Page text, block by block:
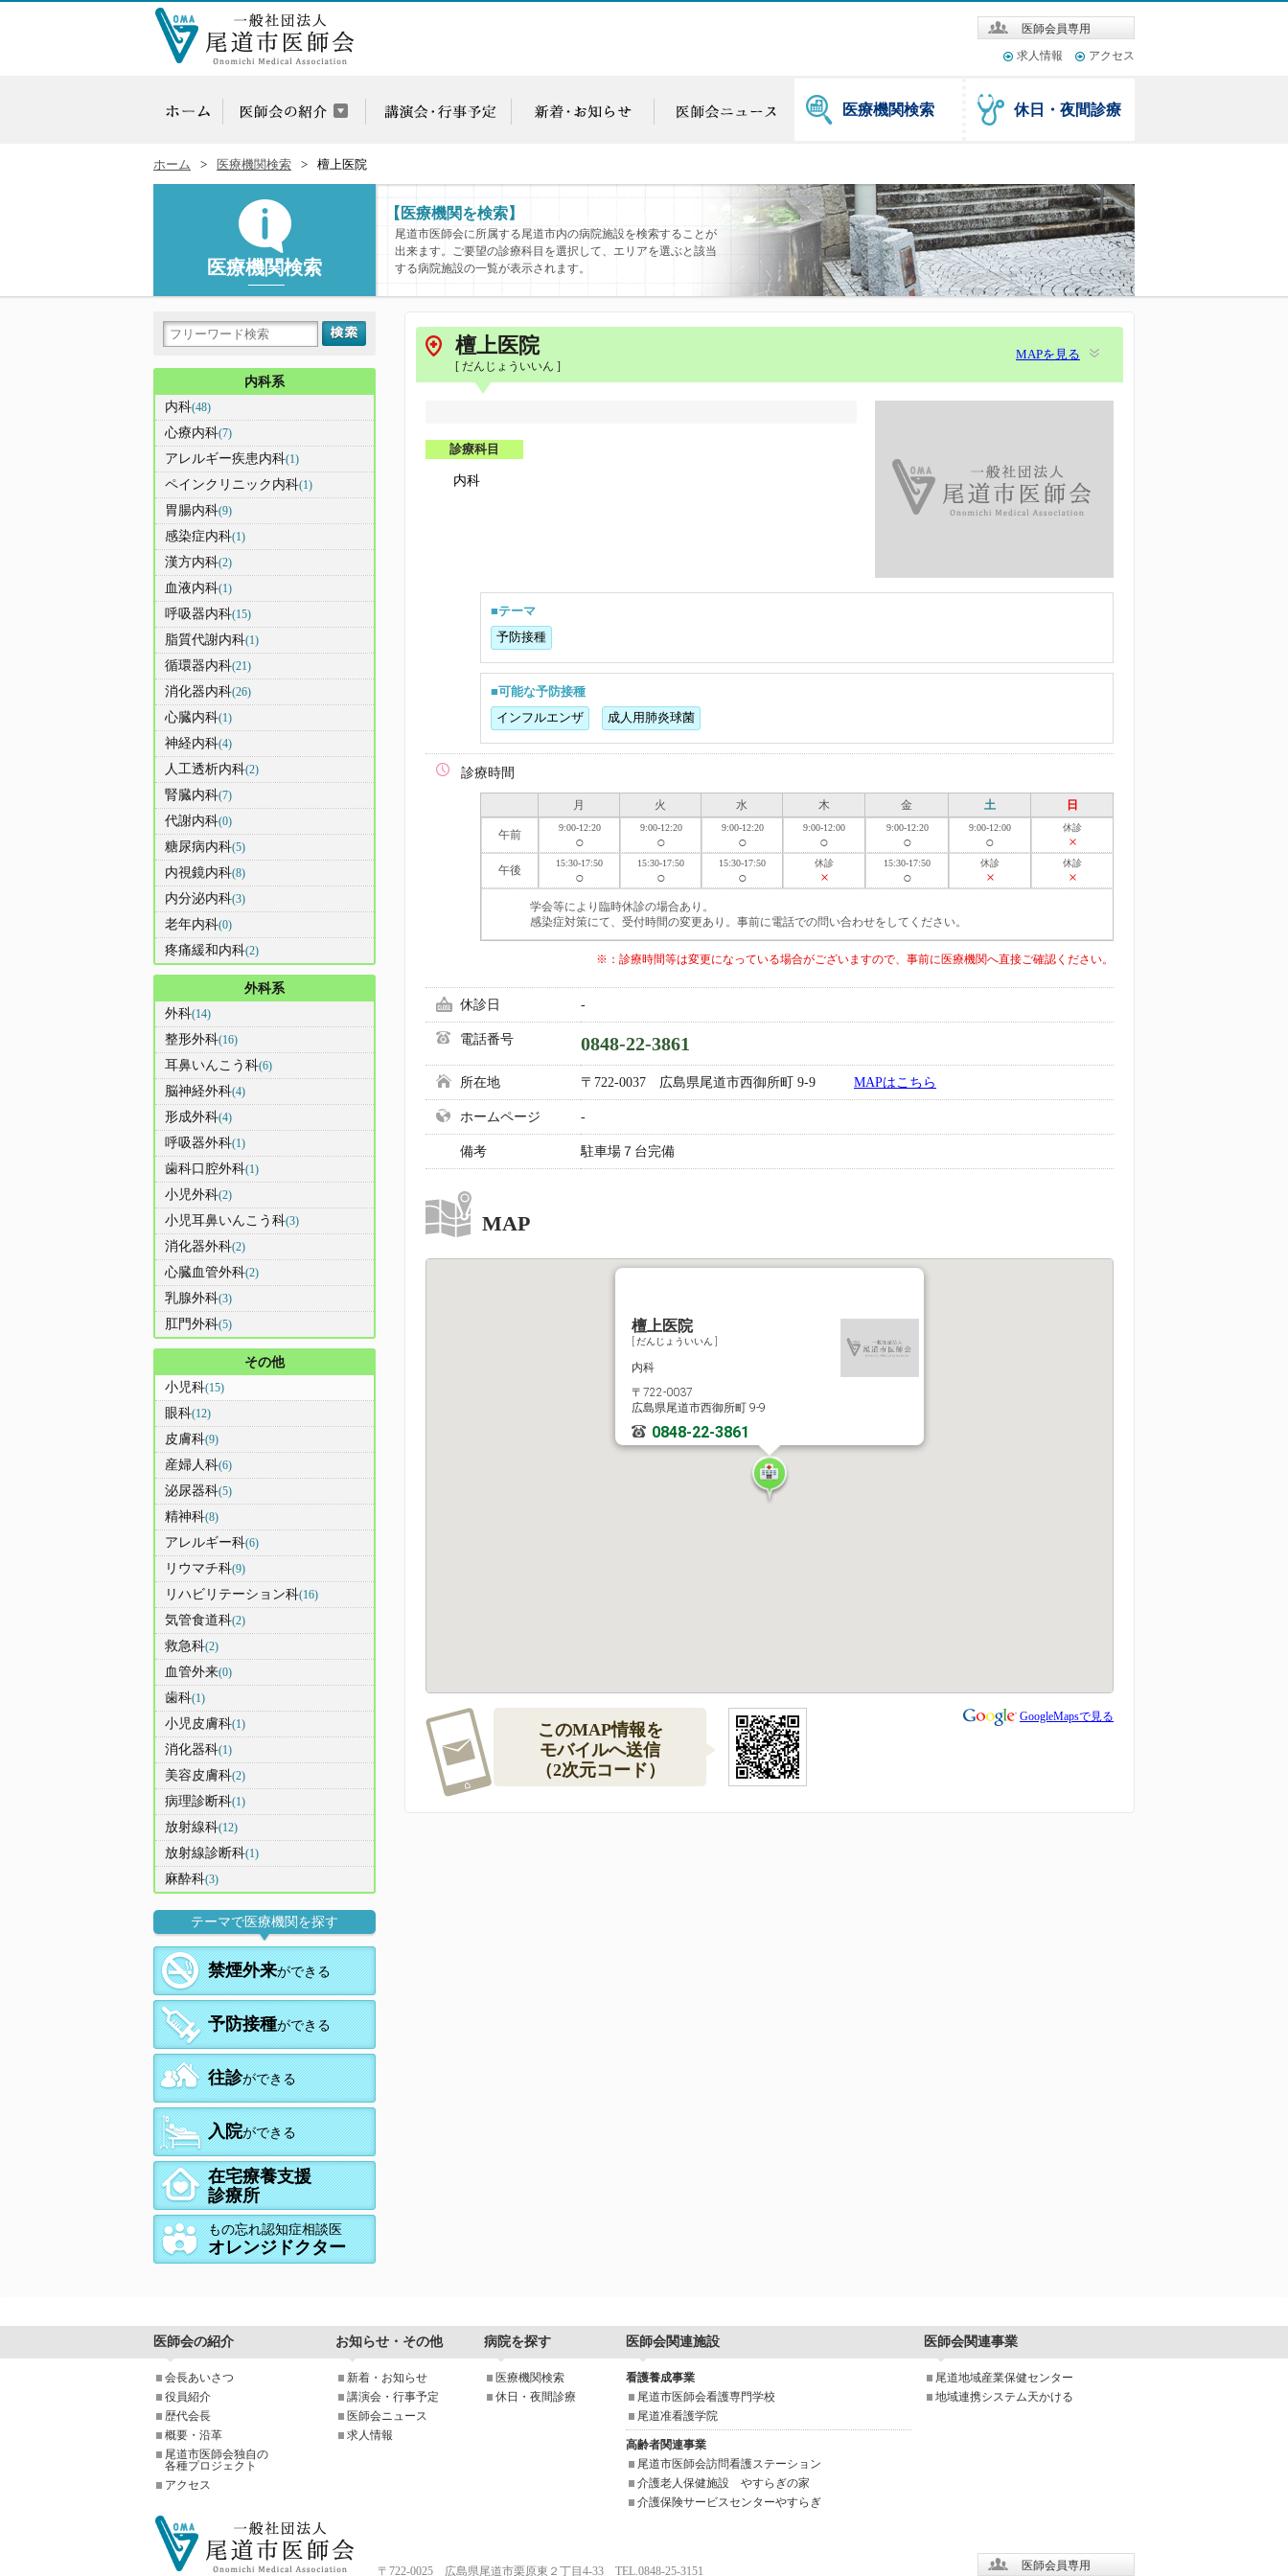
医師会員専用
アクセス
求人情報
医療機関検索 休日・夜間診療
ホーム 医療機関検索 檀上医院
医療機関検索
【医療機関を検索】
尾道市医師会に所属する尾道市内の病院施設を検索することが
出来ます。ご要望の診療科目を選択して、エリアを選ぶと該当
する病院施設の一覧が表示されます。
檀上医院
[ だんじょういいん ]
MAPを見る
診療科目
内科
■テーマ
予防接種
■可能な予防接種
インフルエンザ
成人用肺炎球菌
診療時間
月 火 水 木 金 土 日
午前
9:00-12:20
○
9:00-12:20
○
9:00-12:20
○
9:00-12:00
○
9:00-12:20
○
9:00-12:00
○
休診
×
午後
15:30-17:50
○
15:30-17:50
○
15:30-17:50
○
休診
×
15:30-17:50
○
休診
×
休診
×
学会等により臨時休診の場合あり。
感染症対策にて、受付時間の変更あり。事前に電話での問い合わせをしてください。
※：診療時間等は変更になっている場合がございますので、事前に医療機関へ直接ご確認ください。
休診日 -
電話番号 0848-22-3861
所在地 〒722-0037 広島県尾道市西御所町 9-9 MAPはこちら
ホームページ -
備考 駐車場７台完備
MAP
檀上医院
[ だんじょういいん ]
内科
〒722-0037
広島県尾道市西御所町 9-9
0848-22-3861
GoogleMapsで見る
このMAP情報を
モバイルへ送信
（2次元コード）
内科系
内科(48)
心療内科(7)
アレルギー疾患内科(1)
ペインクリニック内科(1)
胃腸内科(9)
感染症内科(1)
漢方内科(2)
血液内科(1)
呼吸器内科(15)
脂質代謝内科(1)
循環器内科(21)
消化器内科(26)
心臓内科(1)
神経内科(4)
人工透析内科(2)
腎臓内科(7)
代謝内科(0)
糖尿病内科(5)
内視鏡内科(8)
内分泌内科(3)
老年内科(0)
疼痛緩和内科(2)
外科系
外科(14)
整形外科(16)
耳鼻いんこう科(6)
脳神経外科(4)
形成外科(4)
呼吸器外科(1)
歯科口腔外科(1)
小児外科(2)
小児耳鼻いんこう科(3)
消化器外科(2)
心臓血管外科(2)
乳腺外科(3)
肛門外科(5)
その他
小児科(15)
眼科(12)
皮膚科(9)
産婦人科(6)
泌尿器科(5)
精神科(8)
アレルギー科(6)
リウマチ科(9)
リハビリテーション科(16)
気管食道科(2)
救急科(2)
血管外来(0)
歯科(1)
小児皮膚科(1)
消化器科(1)
美容皮膚科(2)
病理診断科(1)
放射線科(12)
放射線診断科(1)
麻酔科(3)
テーマで医療機関を探す
禁煙外来ができる
予防接種ができる
往診ができる
入院ができる
在宅療養支援
診療所
もの忘れ認知症相談医
オレンジドクター
医師会の紹介 お知らせ・その他 病院を探す 医師会関連施設 医師会関連事業
会長あいさつ
役員紹介
歴代会長
概要・沿革
尾道市医師会独自の
各種プロジェクト
アクセス
新着・お知らせ
講演会・行事予定
医師会ニュース
求人情報
医療機関検索
休日・夜間診療
看護養成事業
尾道市医師会看護専門学校
尾道准看護学院
高齢者関連事業
尾道市医師会訪問看護ステーション
介護老人保健施設 やすらぎの家
介護保険サービスセンターやすらぎ
尾道地域産業保健センター
地域連携システム天かける
〒722-0025 広島県尾道市栗原東２丁目4-33 TEL.0848-25-3151 医師会員専用